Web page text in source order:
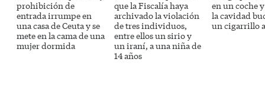
prohibición de
entrada irrumpe en
una casa de Ceuta y se
mete en la cama de una
mujer dormida
que la Fiscalía haya
archivado la violación
de tres individuos,
entre ellos un sirio y
un iraní, a una niña de
14 años
en un coche
la cavidad
un cigarrillo